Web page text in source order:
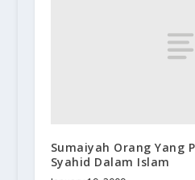
Sumaiyah Orang Yang
Syahid Dalam Islam